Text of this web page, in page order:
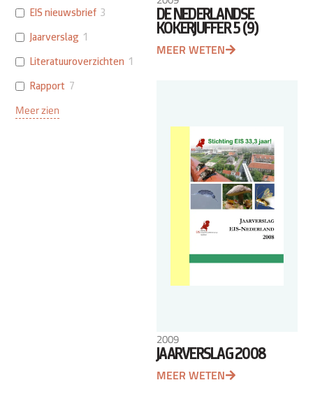
EIS nieuwsbrief 3
Jaarverslag 1
Literatuuroverzichten 1
Rapport 7
Meer zien
DE NEDERLANDSE
KOKERJUFFER 5 (9)
MEER WETEN
2009
JAARVERSLAG 2008
MEER WETEN